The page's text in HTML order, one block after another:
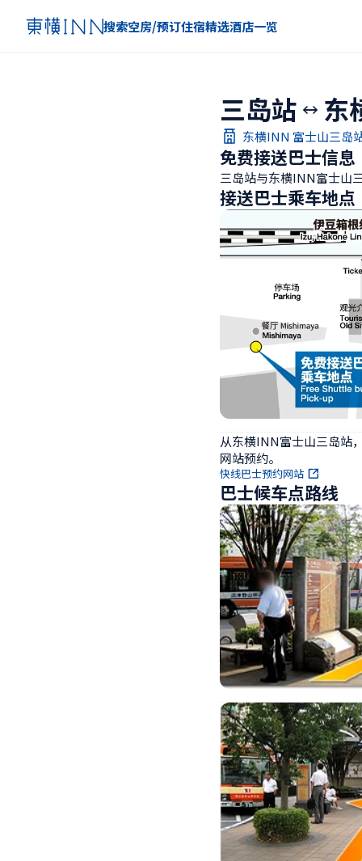
搜索空房/预订住宿精选酒店一览
三岛站 东
东横INN 富士山三岛
免费接送巴士信息
三岛站与东横INN富士山
接送巴士乘车地点
从东横INN富士山三岛站
网站预约。
快线巴士预约网站
巴士候车点路线